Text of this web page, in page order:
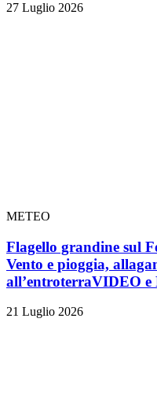
27 Luglio 2026
METEO
Flagello grandine sul
Vento e pioggia,
all’entroterraVIDEO
21 Luglio 2026